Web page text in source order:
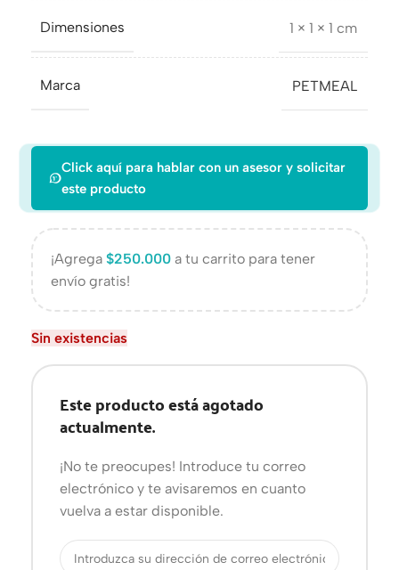
Dimensiones 1 × 1 × 1 cm
Marca PETMEAL
Click aquí para hablar con un asesor y solicitar
este producto
¡Agrega $250.000 a tu carrito para tener
envío gratis!
Sin existencias
Este producto está agotado
actualmente.
¡No te preocupes! Introduce tu correo
electrónico y te avisaremos en cuanto
vuelva a estar disponible.